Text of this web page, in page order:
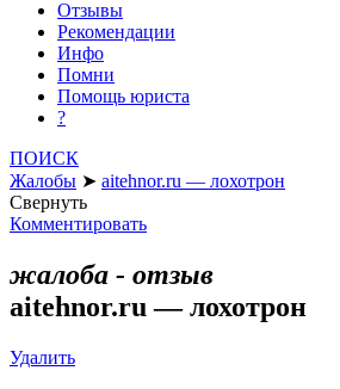
Отзывы
Рекомендации
Инфо
Помни
Помощь юриста
?
ПОИСК
Жалобы ➤ aitehnor.ru — лохотрон
Свернуть
Комментировать
жалоба - отзыв
aitehnor.ru — лохотрон
Удалить